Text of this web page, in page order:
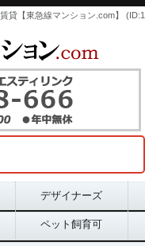
デザイナーズ
ペット飼育可